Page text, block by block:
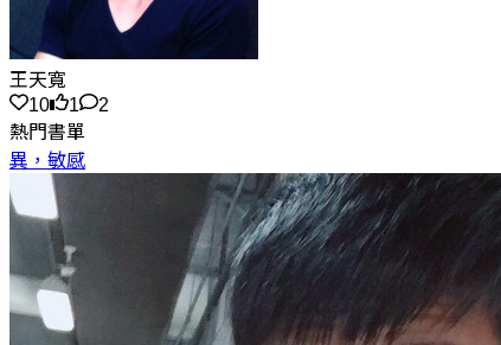
王天寬
10
1
2
熱門書單
異，敏感